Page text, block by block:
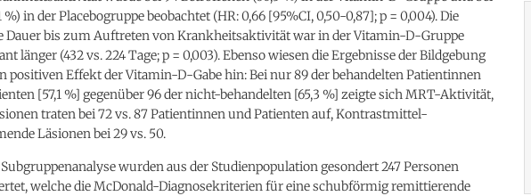
%) in der Placebogruppe beobachtet (HR: 0,66 [95%CI, 0,50-0,87]; p = 0,004). Die
Dauer bis zum Auftreten von Krankheitsaktivität war in der Vitamin-D-Gruppe
länger (432 vs. 224 Tage; p = 0,003). Ebenso wiesen die Ergebnisse der Bildgebung
positiven Effekt der Vitamin-D-Gabe hin: Bei nur 89 der behandelten Patientinnen
[57,1 %] gegenüber 96 der nicht-behandelten [65,3 %] zeigte sich MRT-Aktivität,
traten bei 72 vs. 87 Patientinnen und Patienten auf, Kontrastmittel-
Läsionen bei 29 vs. 50.
wurden aus der Studienpopulation gesondert 247 Personen
welche die McDonald-Diagnosekriterien für eine schubförmig remittierende